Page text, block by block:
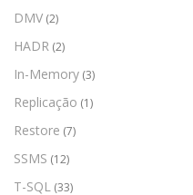
DMV (2)
HADR (2)
In-Memory (3)
Replicação (1)
Restore (7)
SSMS (12)
T-SQL (33)